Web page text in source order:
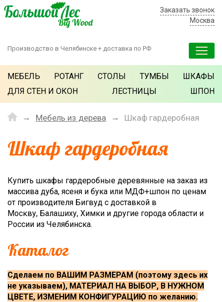
Производство в Челябинске + доставка по РФ
Заказать звонок
Москва
МЕБЕЛЬ РОТАНГ СТОЛЫ ТУМБЫ
ШКАФЫ
ДЛЯ СТЕН И ОКОН
ЛЕСТНИЦЫ ШПОН
Мебель из дерева Шкаф гардеробная
Шкаф гардеробная
Купить шкафы гардеробные деревянные на заказ из
массива дуба, ясеня и бука или МДФ+шпон по ценам
от производителя Бигвуд с доставкой в
Москву, Балашиху, Химки и другие города области и
России из Челябинска.
Каталог
Сделаем по ВАШИМ РАЗМЕРАМ (поэтому здесь их
не указываем), МАТЕРИАЛ НА ВЫБОР, В НУЖНОМ
ЦВЕТЕ, ИЗМЕНИМ КОНФИГУРАЦИЮ по желанию.